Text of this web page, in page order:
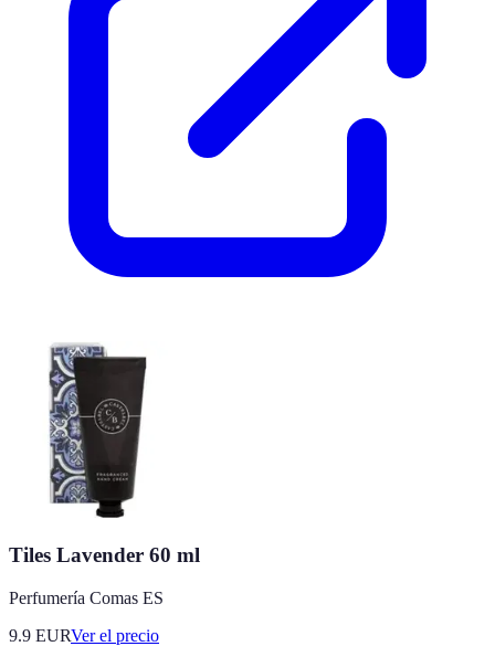
Tiles Lavender 60 ml
Perfumería Comas ES
9.9 EURVer el precio